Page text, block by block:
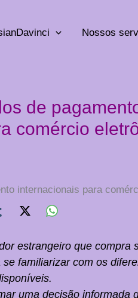
Nossos
de
comércio
internacionais para
estrangeiro que compra
familiarizar com os
uma decisão informada